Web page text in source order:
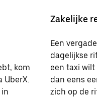
kom
Zakelijke
Een
dagelijkse
een taxi
dan eens
zich op de